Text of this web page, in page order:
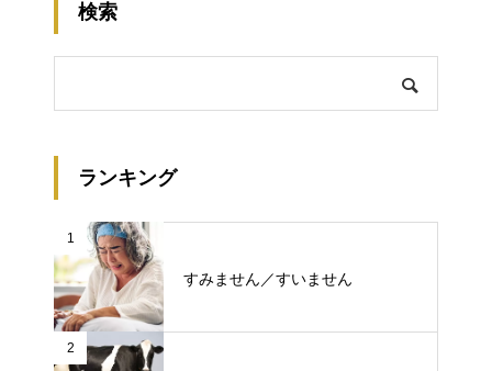
検索
ランキング
1
すみません／すいません
2